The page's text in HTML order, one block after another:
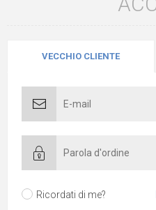
VECCHIO CLIENTE
Ricordati di me?